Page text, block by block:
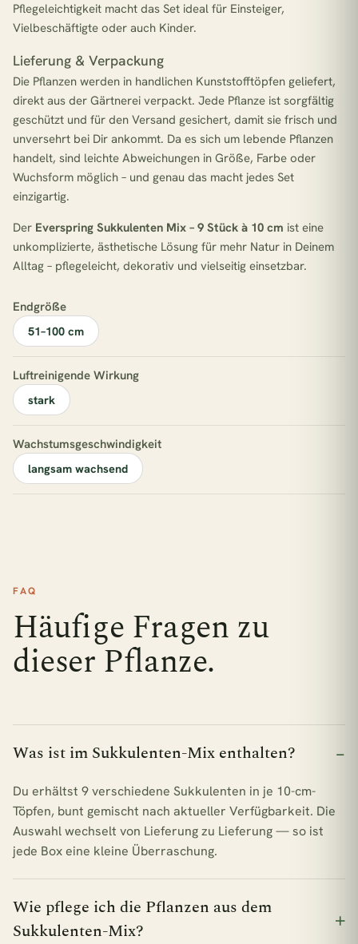
Pflegeleichtigkeit macht das Set ideal für Einsteiger,
Vielbeschäftigte oder auch Kinder.
Lieferung & Verpackung
Die Pflanzen werden in handlichen Kunststofftöpfen geliefert,
direkt aus der Gärtnerei verpackt. Jede Pflanze ist sorgfältig
geschützt und für den Versand gesichert, damit sie frisch und
unversehrt bei Dir ankommt. Da es sich um lebende Pflanzen
handelt, sind leichte Abweichungen in Größe, Farbe oder
Wuchsform möglich – und genau das macht jedes Set
einzigartig.
Der Everspring Sukkulenten Mix – 9 Stück à 10 cm ist eine
unkomplizierte, ästhetische Lösung für mehr Natur in Deinem
Alltag – pflegeleicht, dekorativ und vielseitig einsetzbar.
Endgröße
51–100 cm
Luftreinigende Wirkung
stark
Wachstumsgeschwindigkeit
langsam wachsend
FAQ
Häufige Fragen zu
dieser Pflanze.
Was ist im Sukkulenten-Mix enthalten?
Du erhältst 9 verschiedene Sukkulenten in je 10-cm-
Töpfen, bunt gemischt nach aktueller Verfügbarkeit. Die
Auswahl wechselt von Lieferung zu Lieferung — so ist
jede Box eine kleine Überraschung.
Wie pflege ich die Pflanzen aus dem
Sukkulenten-Mix?